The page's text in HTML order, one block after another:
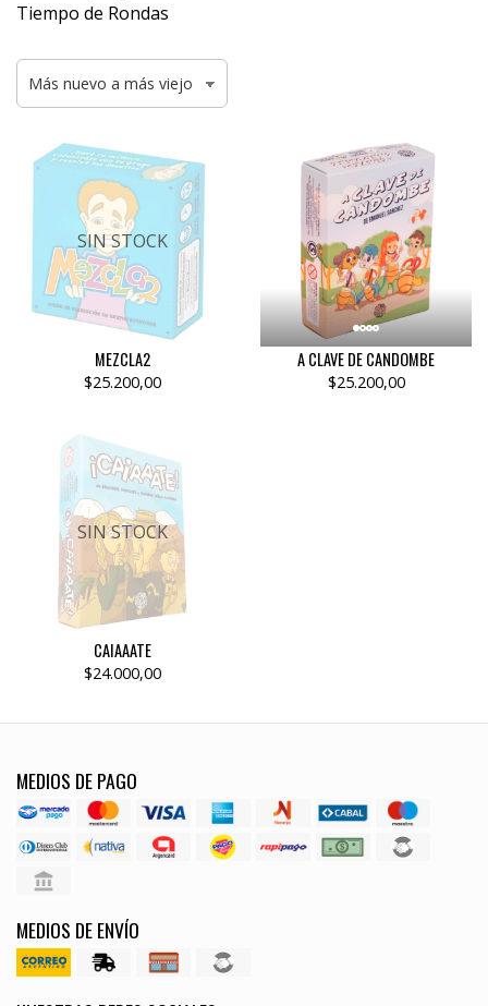
Tiempo de Rondas
SIN STOCK
MEZCLA2
$25.200,00
A CLAVE DE CANDOMBE
$25.200,00
SIN STOCK
CAIAAATE
$24.000,00
MEDIOS DE PAGO
MEDIOS DE ENVÍO